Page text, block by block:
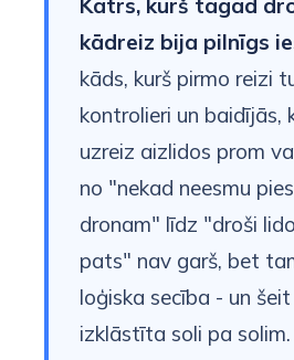
Katrs, kurš tagad
kādreiz bija pilnīgs
kāds, kurš pirmo reizi
kontrolieri un baidījās,
uzreiz aizlidos prom
no "nekad neesmu
dronam" līdz "droši
pats" nav garš, bet
loģiska secība - un
izklāstīta soli pa solim.